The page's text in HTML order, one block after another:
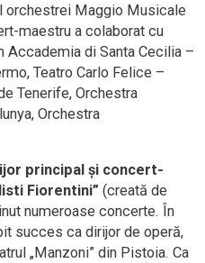
orchestrei Maggio Musicale
maestru a colaborat cu
di Santa Cecilia –
Teatro Carlo Felice –
Tenerife, Orchestra
Orchestra
principal şi concert-
Fiorentini” (creată de
numeroase concerte. În
succes ca dirijor de operă,
„Manzoni” din Pistoia. Ca